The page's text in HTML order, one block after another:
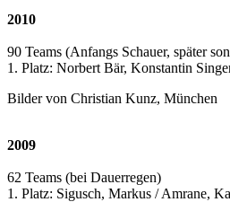
2010
90 Teams (Anfangs Schauer, später
1. Platz: Norbert Bär, Konstantin
Bilder von Christian Kunz, München
2009
62 Teams (bei Dauerregen)
1. Platz: Sigusch, Markus / Amrane,